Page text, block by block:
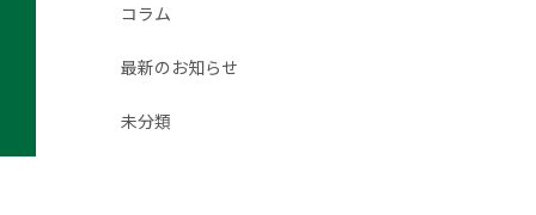
コラム
最新のお知らせ
未分類